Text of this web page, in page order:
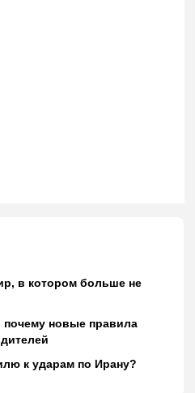
в котором больше не
новые правила
к ударам по Ирану?